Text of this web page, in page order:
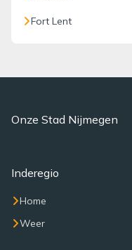
Fort Lent
Onze Stad Nijmegen
Inderegio
Home
Weer